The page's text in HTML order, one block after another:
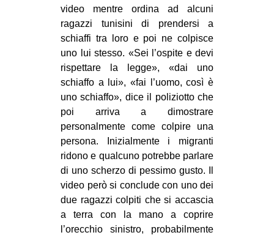
AMBIENTE
ANTIFASCISMO
DIRITTO ALL’ABITARE
GENERI
PRECARIATO
REPRESSIONE
STUDENTI
CULTURE
ARTE
video mentre ordina ad alcuni
ragazzi tunisini di prendersi a
schiaffi tra loro e poi ne colpisce
uno lui stesso. «Sei l’ospite e devi
rispettare la legge», «dai uno
schiaffo a lui», «fai l’uomo, così è
uno schiaffo», dice il poliziotto che
poi arriva a dimostrare
personalmente come colpire una
persona. Inizialmente i migranti
ridono e qualcuno potrebbe parlare
di uno scherzo di pessimo gusto. Il
video però si conclude con uno dei
due ragazzi colpiti che si accascia
a terra con la mano a coprire
l’orecchio sinistro, probabilmente